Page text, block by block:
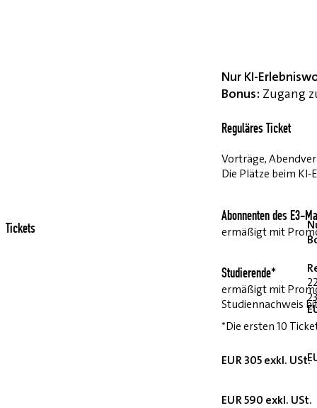
Nur KI-
Bonus: Zugang
Reguläres Ticket
Vorträge,
Die Plätze beim
Abonnenten des E3-
ermäßigt mit
Studierende*
ermäßigt mit
Studiennachweis
*Die ersten 10
EUR 305 exkl. USt.
EUR 590 exkl. USt.
Tickets